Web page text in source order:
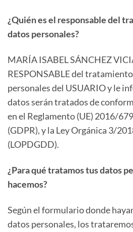
¿Quién es el responsable del
datos personales?
MARÍA ISABEL SÁNCHEZ
RESPONSABLE del
personales del USUARIO y le
datos serán tratados de
en el Reglamento (UE) 2016/
(GDPR), y la Ley Orgánica 3/
(LOPDGDD).
¿Para qué tratamos tus datos
hacemos?
Según el formulario donde
datos personales, los